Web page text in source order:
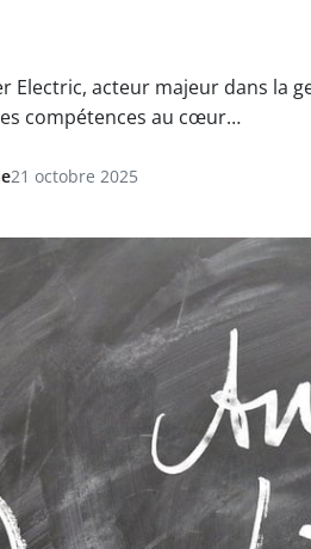
Electric, acteur majeur dans la
compétences au cœur…
21 octobre 2025